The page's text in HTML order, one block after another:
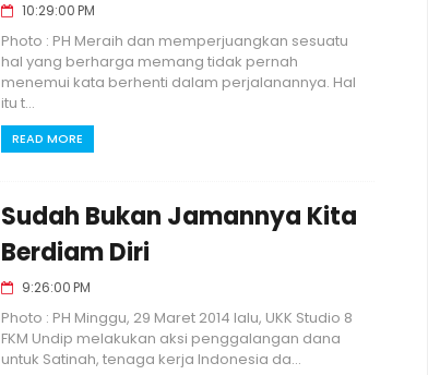
10:29:00 PM
Photo : PH Meraih dan memperjuangkan sesuatu
hal yang berharga memang tidak pernah
menemui kata berhenti dalam perjalanannya. Hal
itu t...
READ MORE
Sudah Bukan Jamannya Kita
Berdiam Diri
9:26:00 PM
Photo : PH Minggu, 29 Maret 2014 lalu, UKK Studio 8
FKM Undip melakukan aksi penggalangan dana
untuk Satinah, tenaga kerja Indonesia da...